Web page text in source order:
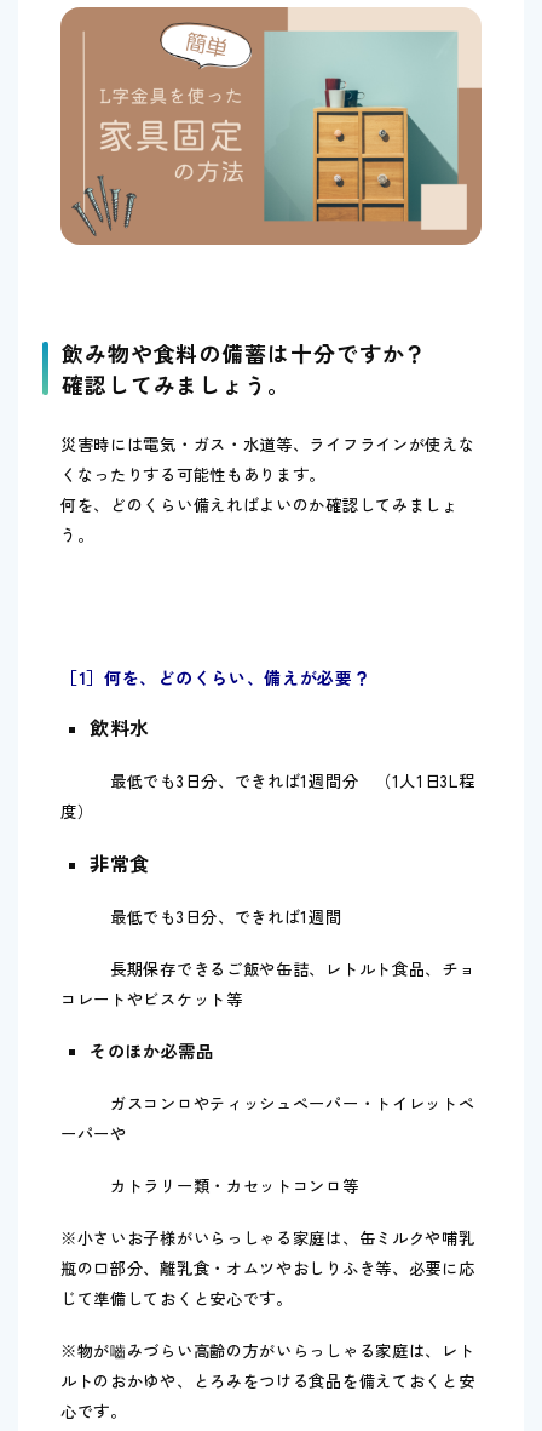
飲み物や食料の備蓄は十分ですか？
確認してみましょう。
災害時には電気・ガス・水道等、ライフラインが使えな
くなったりする可能性もあります。
何を、どのくらい備えればよいのか確認してみましょ
う。
［1］何を、どのくらい、備えが必要？
飲料水
最低でも3日分、できれば1週間分 （1人1日3L程
度）
非常食
最低でも3日分、できれば1週間
長期保存できるご飯や缶詰、レトルト食品、チョ
コレートやビスケット等
そのほか必需品
ガスコンロやティッシュペーパー・トイレットペ
ーパーや
カトラリー類・カセットコンロ等
※小さいお子様がいらっしゃる家庭は、缶ミルクや哺乳
瓶の口部分、離乳食・オムツやおしりふき等、必要に応
じて準備しておくと安心です。
※物が嚙みづらい高齢の方がいらっしゃる家庭は、レト
ルトのおかゆや、とろみをつける食品を備えておくと安
心です。